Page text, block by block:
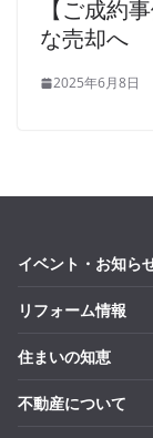
【ご成約
な売却へ
2025年6月8日
イベント・お知ら
リフォーム情報
住まいの知恵
不動産について